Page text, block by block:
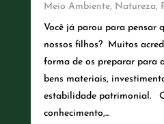
Meio Ambiente, Natureza,
Você já parou para pensar
nossos filhos? Muitos
forma de os preparar para
bens materiais,
estabilidade patrimonial.
conhecimento,...